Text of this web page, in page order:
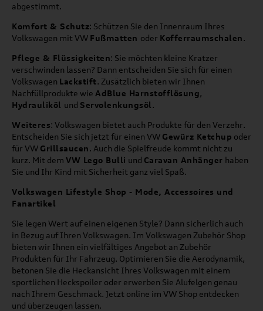
abgestimmt.
Komfort & Schutz: Schützen Sie den Innenraum Ihres
Volkswagen mit VW Fußmatten oder Kofferraumschalen.
Pflege & Flüssigkeiten: Sie möchten kleine Kratzer
verschwinden lassen? Dann entscheiden Sie sich für einen
Volkswagen Lackstift. Zusätzlich bieten wir Ihnen
Nachfüllprodukte wie AdBlue Harnstofflösung,
Hydrauliköl und Servolenkungsöl.
Weiteres: Volkswagen bietet auch Produkte für den Verzehr.
Entscheiden Sie sich jetzt für einen VW Gewürz Ketchup oder
für VW Grillsaucen. Auch die Spielfreude kommt nicht zu
kurz. Mit dem VW Lego Bulli und Caravan Anhänger haben
Sie und Ihr Kind mit Sicherheit ganz viel Spaß.
Volkswagen Lifestyle Shop - Mode, Accessoires und
Fanartikel
Sie legen Wert auf einen eigenen Style? Dann sicherlich auch
in Bezug auf Ihren Volkswagen. Im Volkswagen Zubehör Shop
bieten wir Ihnen ein vielfältiges Angebot an Zubehör
Produkten für Ihr Fahrzeug. Optimieren Sie die Aerodynamik,
betonen Sie die Heckansicht Ihres Volkswagen mit einem
sportlichen Heckspoiler oder erwerben Sie Alufelgen genau
nach Ihrem Geschmack. Jetzt online im VW Shop entdecken
und überzeugen lassen.